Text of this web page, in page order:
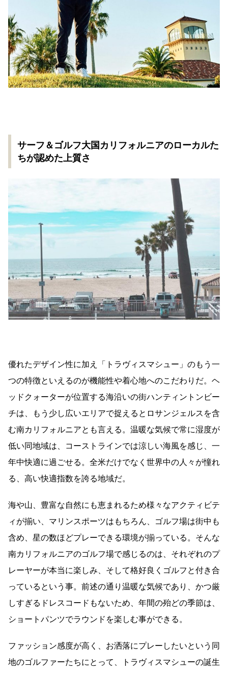
サーフ＆ゴルフ大国カリフォルニアのローカルた
ちが認めた上質さ
優れたデザイン性に加え「トラヴィスマシュー」のもう一
つの特徴といえるのが機能性や着心地へのこだわりだ。 ヘ
ッドクォーターが位置する海沿いの街ハンティントンビー
チは、もう少し広いエリアで捉えるとロサンジェルスを含
む南カリフォルニアとも言える。温暖な気候で常に湿度が
低い同地域は、コーストラインでは涼しい海風を感じ、一
年中快適に過ごせる。全米だけでなく世界中の人々が憧れ
る、高い快適指数を誇る地域だ。
海や山、豊富な自然にも恵まれるため様々なアクティビテ
ィが揃い、マリンスポーツはもちろん、ゴルフ場は街中も
含め、星の数ほどプレーできる環境が揃っている。そんな
南カリフォルニアのゴルフ場で感じるのは、それぞれのプ
レーヤーが本当に楽しみ、そして格好良くゴルフと付き合
っているという事。前述の通り温暖な気候であり、かつ厳
しすぎるドレスコードもないため、年間の殆どの季節は、
ショートパンツでラウンドを楽しむ事ができる。
ファッション感度が高く、お洒落にプレーしたいという同
地のゴルファーたちにとって、トラヴィスマシューの誕生